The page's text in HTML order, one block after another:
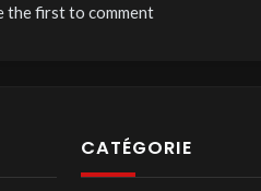
the first to comment
CATÉGORIE